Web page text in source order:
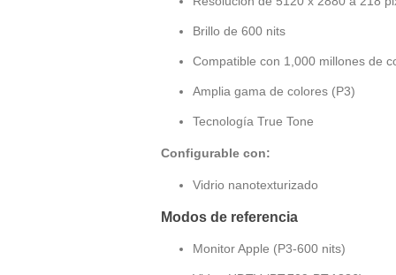
Brillo de 600 nits
Compatible con 1,000 millones de
Amplia gama de colores (P3)
Tecnología True Tone
Configurable con:
Vidrio nanotexturizado
Modos de referencia
Monitor Apple (P3-600 nits)